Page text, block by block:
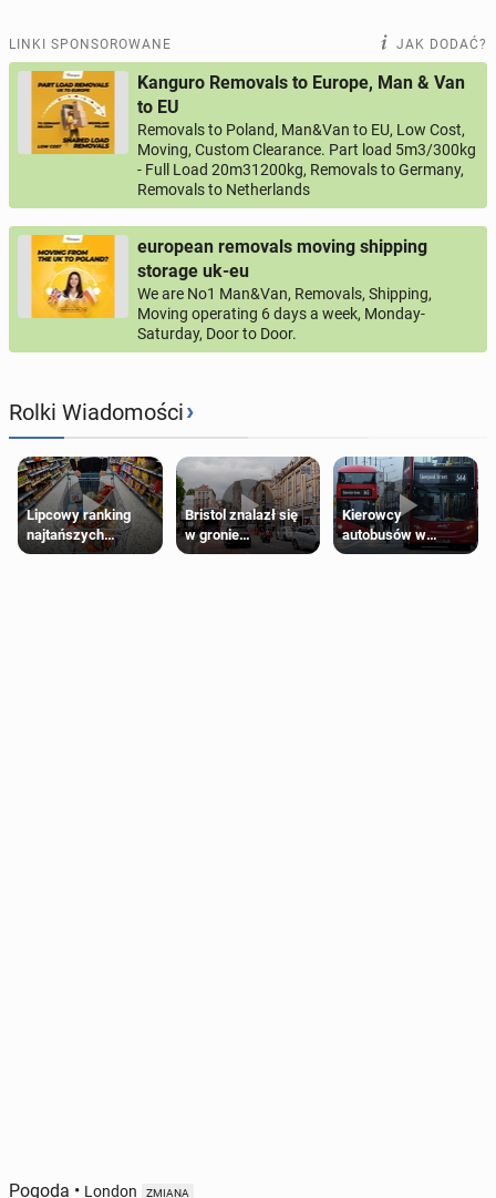
LINKI SPONSOROWANE JAK DODAĆ?
Kanguro Removals to Europe, Man & Van
to EU
Removals to Poland, Man&Van to EU, Low Cost,
Moving, Custom Clearance. Part load 5m3/300kg
- Full Load 20m31200kg, Removals to Germany,
Removals to Netherlands
european removals moving shipping
storage uk-eu
We are No1 Man&Van, Removals, Shipping,
Moving operating 6 days a week, Monday-
Saturday, Door to Door.
Rolki Wiadomości›
Lipcowy ranking
najtańszych
supermarketów
Bristol znalazł się
w gronie
najlepszych
Kierowcy
autobusów w
Londynie
Pogoda • London ZMIANA